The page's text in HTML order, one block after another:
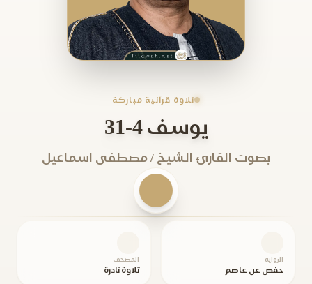
تلاوة قرآنية مباركة
يوسف 4-31
بصوت القارئ الشيخ / مصطفى اسماعيل
الرواية
حفص عن عاصم
المصحف
تلاوة نادرة